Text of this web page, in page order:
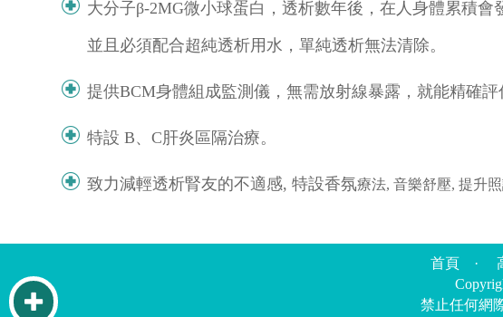
大分子β-2MG微小球蛋白，透析數年後，在人身體累積
並且必須配合超純透析用水，單純透析無法清除。
提供BCM身體組成監測儀，無需放射線暴露，就能精確評
特設 B、C肝炎區隔治療。
致力減輕透析腎友的不適感, 特設香氛療法, 音樂舒壓, 提升照
首頁·
禁止任何網